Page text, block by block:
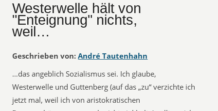
Westerwelle hält von
"Enteignung" nichts,
weil…
Geschrieben von: André Tautenhahn
…das angeblich Sozialismus sei. Ich glaube,
Westerwelle und Guttenberg (auf das „zu“ verzichte ich
jetzt mal, weil ich von aristokratischen